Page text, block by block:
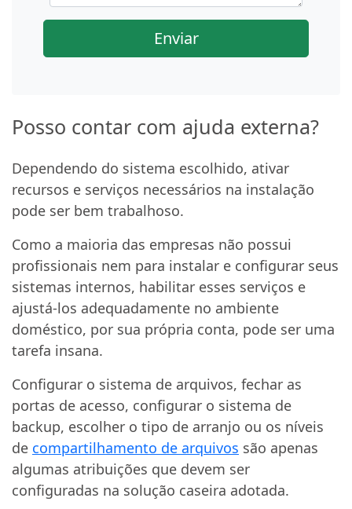
Enviar
Posso contar com ajuda externa?
Dependendo do sistema escolhido, ativar
recursos e serviços necessários na instalação
pode ser bem trabalhoso.
Como a maioria das empresas não possui
profissionais nem para instalar e configurar seus
sistemas internos, habilitar esses serviços e
ajustá-los adequadamente no ambiente
doméstico, por sua própria conta, pode ser uma
tarefa insana.
Configurar o sistema de arquivos, fechar as
portas de acesso, configurar o sistema de
backup, escolher o tipo de arranjo ou os níveis
de compartilhamento de arquivos são apenas
algumas atribuições que devem ser
configuradas na solução caseira adotada.